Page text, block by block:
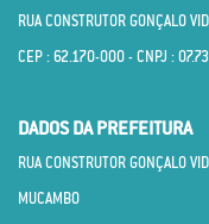
RUA CONSTRUTOR GONÇALO
CEP : 62.170­-000 - CNPJ :
DADOS DA PREFEITURA
RUA CONSTRUTOR GONÇALO
MUCAMBO